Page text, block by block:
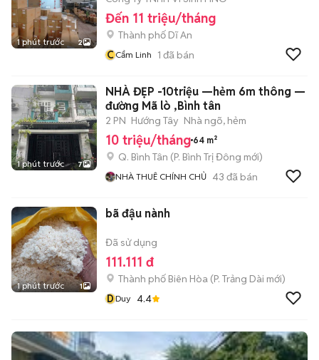
1 phút trước 2
Đến 11 triệu/tháng
Thành phố Dĩ An
CCẩm Linh 1 đã bán
1 phút trước 7
NHÀ ĐẸP -10triệu —hẻm 6m thông —
đường Mã lò ,Bình tân
2 PN Hướng Tây Nhà ngõ, hẻm
10 triệu/tháng 64 m²
Q. Bình Tân (P. Bình Trị Đông mới)
NHÀ THUÊ CHÍNH CHỦ 43 đã bán
1 phút trước 1
bã đậu nành
Đã sử dụng
111.111 đ
Thành phố Biên Hòa (P. Trảng Dài mới)
DDuy 4.4